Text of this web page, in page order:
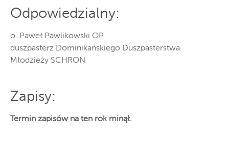
Odpowiedzialny:
o. Paweł Pawlikowski OP
duszpasterz Dominikańskiego Duszpasterstwa
Młodzieży SCHRON
Zapisy:
Termin zapisów na ten rok minął.